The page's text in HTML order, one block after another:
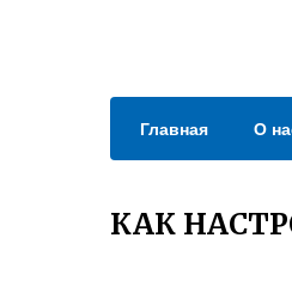
Главная О
КАК